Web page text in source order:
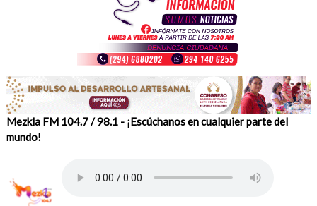
Mezkla FM 104.7 / 98.1 - ¡Escúchanos en cualquier parte del
mundo!